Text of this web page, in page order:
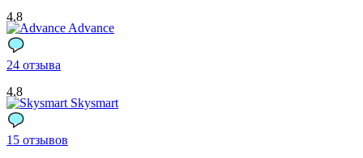
4.8
Advance
24 отзыва
4.8
Skysmart
15 отзывов